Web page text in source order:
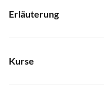
Erläuterung
Kurse